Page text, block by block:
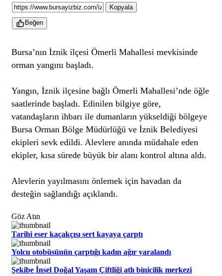
Kopyala
Beğen
Bursa’nın İznik ilçesi Ömerli Mahallesi mevkisinde
orman yangını başladı.
Yangın, İznik ilçesine bağlı Ömerli Mahallesi’nde öğle
saatlerinde başladı. Edinilen bilgiye göre,
vatandaşların ihbarı ile dumanların yükseldiği bölgeye
Bursa Orman Bölge Müdürlüğü ve İznik Belediyesi
ekipleri sevk edildi. Alevlere anında müdahale eden
ekipler, kısa sürede büyük bir alanı kontrol altına aldı.
Alevlerin yayılmasını önlemek için havadan da
desteğin sağlandığı açıklandı.
Göz Atın
Tarihi eser kaçakçısı sert kayaya çarptı
Yolcu otobüsünün çarptığı kadın ağır yaralandı
Şekibe İnsel Doğal Yaşam Çiftliği atlı binicilik merkezi